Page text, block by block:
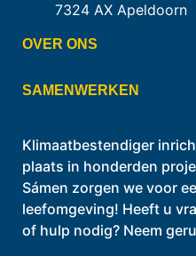
7324 AX Apeldoorn
OVER ONS
SAMENWERKEN
Klimaatbestendiger
plaats in honderden
Sámen zorgen we voor
leefomgeving! Heeft u
of hulp nodig? Neem